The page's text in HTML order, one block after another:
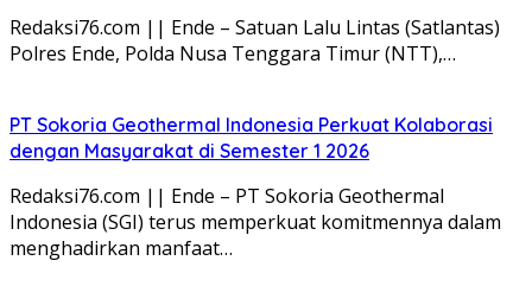
Redaksi76.com || Ende – Satuan Lalu Lintas (Satlantas)
Polres Ende, Polda Nusa Tenggara Timur (NTT),…
PT Sokoria Geothermal Indonesia Perkuat Kolaborasi
dengan Masyarakat di Semester 1 2026
Redaksi76.com || Ende – PT Sokoria Geothermal
Indonesia (SGI) terus memperkuat komitmennya dalam
menghadirkan manfaat…